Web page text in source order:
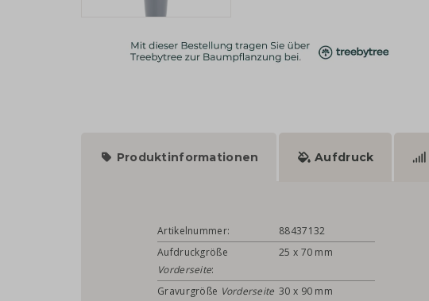
Produktinformationen Aufdruck
Artikelnummer:
88437132
Aufdruckgröße
Vorderseite:
25 x 70 mm
Gravurgröße Vorderseite 30 x 90 mm